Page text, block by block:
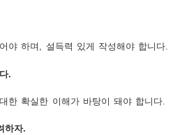
야 하며, 설득력 있게 작성해야 합니다.
.
한 확실한 이해가 바탕이 돼야 합니다.
하자.